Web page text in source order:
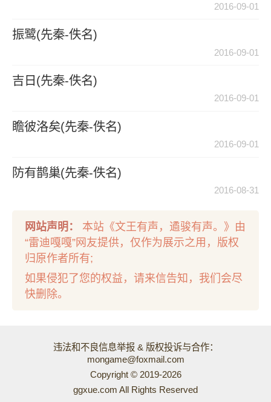
2016-09-01
振鹭(先秦-佚名)
2016-09-01
吉日(先秦-佚名)
2016-09-01
瞻彼洛矣(先秦-佚名)
2016-09-01
防有鹊巢(先秦-佚名)
2016-08-31
网站声明：
本站《文王有声，遹骏有声。》由
“雷迪嘎嘎”网友提供，仅作为展示之用，版权
归原作者所有;
如果侵犯了您的权益，请来信告知，我们会尽
快删除。
违法和不良信息举报 & 版权投诉与合作：
mongame@foxmail.com
Copyright © 2019-2026
ggxue.com All Rights Reserved